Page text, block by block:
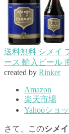
送料無料 シメイ
ース 輸入ビール
created by Rinker
Amazon
楽天市場
Yahooショ
さて、このシメ